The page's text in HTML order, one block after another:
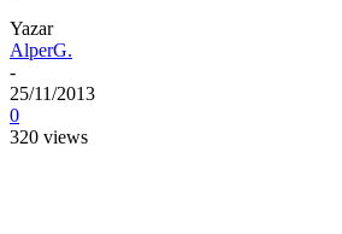
Yazar
AlperG.
-
25/11/2013
0
320 views